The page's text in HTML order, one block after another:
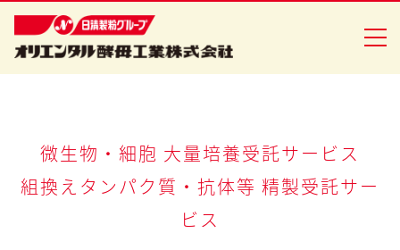
企業情報
食品事業
微生物・細胞 大量培養受託サービス
組換えタンパク質・抗体等 精製受託サー
ビス